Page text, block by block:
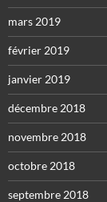
mars 2019
février 2019
janvier 2019
décembre 2018
novembre 2018
octobre 2018
septembre 2018